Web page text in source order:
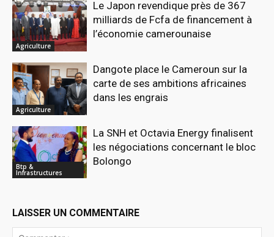
Agriculture
Le Japon revendique près de 367
milliards de Fcfa de financement à
l’économie camerounaise
Agriculture
Dangote place le Cameroun sur la
carte de ses ambitions africaines
dans les engrais
Btp &
Infrastructures
La SNH et Octavia Energy finalisent
les négociations concernant le bloc
Bolongo
LAISSER UN COMMENTAIRE